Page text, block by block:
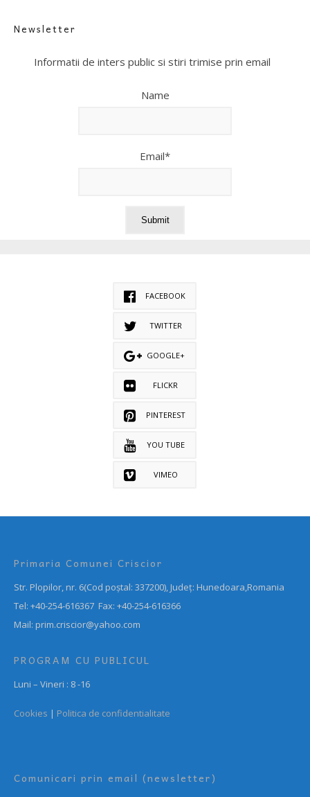
Newsletter
Informatii de inters public si stiri trimise prin email
Name
Email*
FACEBOOK
TWITTER
GOOGLE+
FLICKR
PINTEREST
YOU TUBE
VIMEO
Primaria Comunei Criscior
Str. Plopilor, nr. 6(Cod poștal: 337200), Județ: Hunedoara,Romania
Tel: +40-254-616367 Fax: +40-254-616366
Mail: prim.criscior@yahoo.com
PROGRAM CU PUBLICUL
Luni – Vineri : 8 -16
Cookies | Politica de confidentialitate
Comunicari prin email (newsletter)